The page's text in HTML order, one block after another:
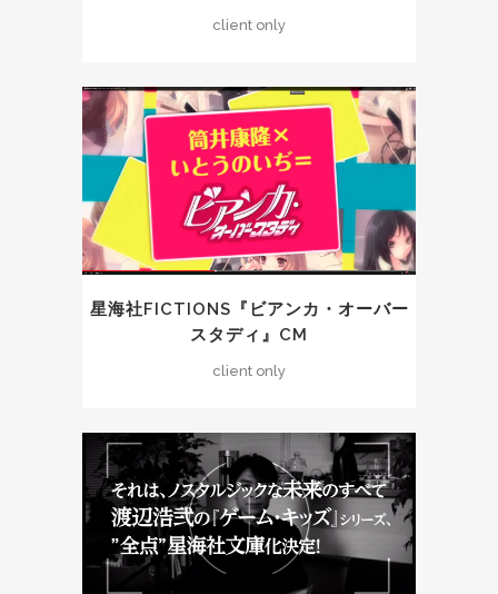
client only
星海社FICTIONS『ビアンカ・オーバー
スタディ』CM
client only